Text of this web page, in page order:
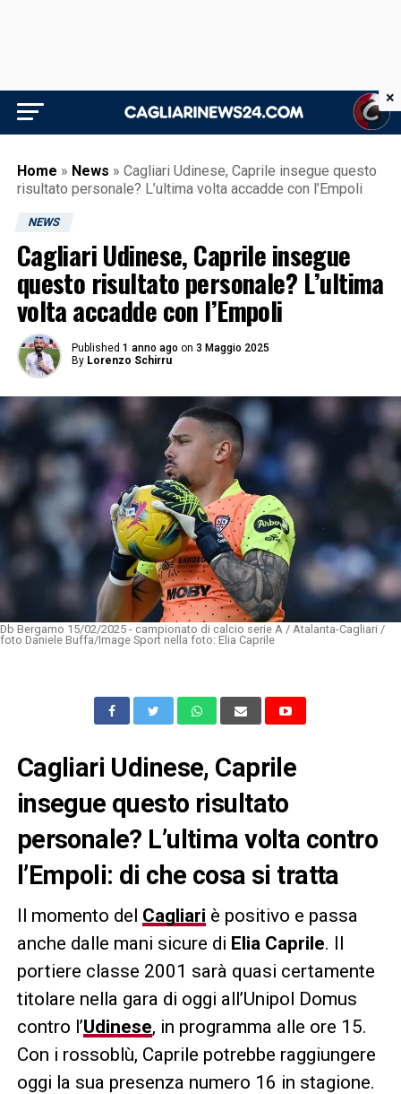
Home » News » Cagliari Udinese, Caprile insegue questo
risultato personale? L’ultima volta accadde con l’Empoli
NEWS
Cagliari Udinese, Caprile insegue
questo risultato personale? L’ultima
volta accadde con l’Empoli
Published 1 anno ago on 3 Maggio 2025
By Lorenzo Schirru
Db Bergamo 15/02/2025 - campionato di calcio serie A / Atalanta-Cagliari /
foto Daniele Buffa/Image Sport nella foto: Elia Caprile
Cagliari Udinese, Caprile
insegue questo risultato
personale? L’ultima volta contro
l’Empoli: di che cosa si tratta
Il momento del Cagliari è positivo e passa
anche dalle mani sicure di Elia Caprile. Il
portiere classe 2001 sarà quasi certamente
titolare nella gara di oggi all’Unipol Domus
contro l’Udinese, in programma alle ore 15.
Con i rossoblù, Caprile potrebbe raggiungere
oggi la sua presenza numero 16 in stagione.
×